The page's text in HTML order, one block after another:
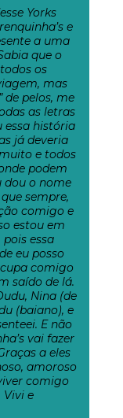
Yorks
e
a uma
que o
os
mas
de pelos, me
as letras
essa história
já deveria
e todos
podem
dou o nome
sempre,
comigo e
estou em
essa
eu posso
comigo
saído de lá.
Nina (de
(baiano), e
E não
vai fazer
a eles
amoroso
comigo
Vivi e